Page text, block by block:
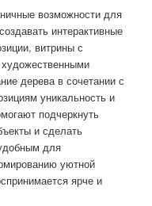
возможности для
интерактивные
витрины с
дерева в сочетании с
уникальность и
подчеркнуть
и сделать
для
уютной
ярче и